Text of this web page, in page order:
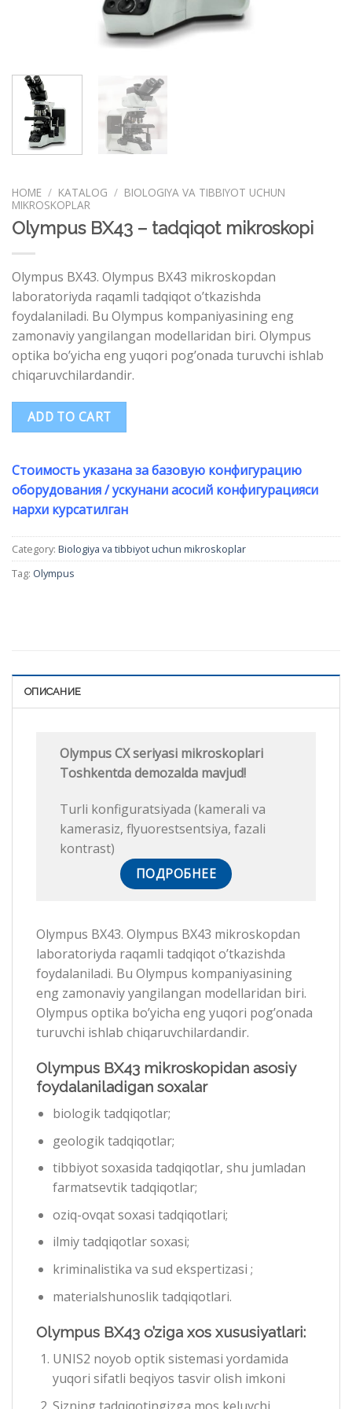
HOME / KATALOG / BIOLOGIYA VA TIBBIYOT UCHUN
MIKROSKOPLAR
Olympus BX43 – tadqiqot mikroskopi
Olympus BX43. Olympus BX43 mikroskopdan
laboratoriyda raqamli tadqiqot o’tkazishda
foydalaniladi. Bu Olympus kompaniyasining eng
zamonaviy yangilangan modellaridan biri. Olympus
optika bo’yicha eng yuqori pog’onada turuvchi ishlab
chiqaruvchilardandir.
ADD TO CART
Стоимость указана за базовую конфигурацию
оборудования / ускунани асосий конфигурацияси
нархи курсатилган
Category: Biologiya va tibbiyot uchun mikroskoplar
Tag: Olympus
ОПИСАНИЕ
Olympus CX seriyasi mikroskoplari
Toshkentda demozalda mavjud!
Turli konfiguratsiyada (kamerali va
kamerasiz, flyuorestsentsiya, fazali
kontrast)
ПОДРОБНЕЕ
Olympus BX43. Olympus BX43 mikroskopdan
laboratoriyda raqamli tadqiqot o’tkazishda
foydalaniladi. Bu Olympus kompaniyasining
eng zamonaviy yangilangan modellaridan biri.
Olympus optika bo’yicha eng yuqori pog’onada
turuvchi ishlab chiqaruvchilardandir.
Olympus BX43 mikroskopidan asosiy
foydalaniladigan soxalar
biologik tadqiqotlar;
geologik tadqiqotlar;
tibbiyot soxasida tadqiqotlar, shu jumladan
farmatsevtik tadqiqotlar;
oziq-ovqat soxasi tadqiqotlari;
ilmiy tadqiqotlar soxasi;
kriminalistika va sud ekspertizasi ;
materialshunoslik tadqiqotlari.
Olympus BX43 o’ziga xos xususiyatlari:
UNIS2 noyob optik sistemasi yordamida
yuqori sifatli beqiyos tasvir olish imkoni
Sizning tadqiqotingizga mos keluvchi